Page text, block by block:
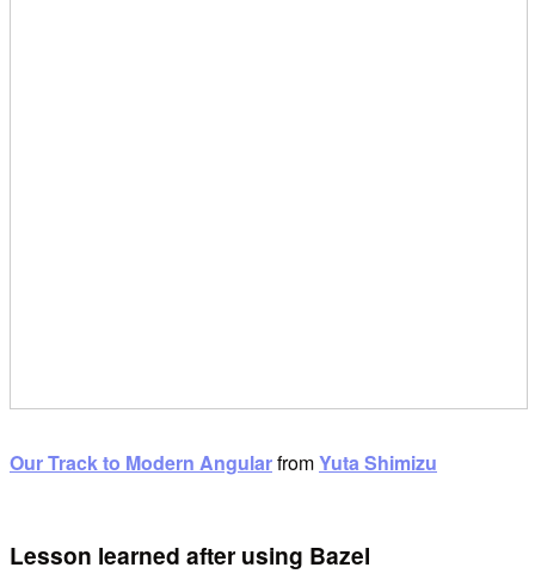
Our Track to Modern AngularfromYuta Shimizu
Lesson learned after using Bazel